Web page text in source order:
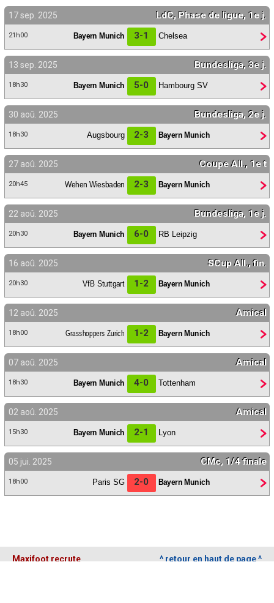
17 sep. 2025 LdC, Phase de ligue, 1e j.
21h00 Bayern Munich 3-1 Chelsea
13 sep. 2025 Bundesliga, 3e j.
18h30 Bayern Munich 5-0 Hambourg SV
30 aoû. 2025 Bundesliga, 2e j.
18h30 Augsbourg 2-3 Bayern Munich
27 aoû. 2025 Coupe All., 1e t
20h45 Wehen Wiesbaden 2-3 Bayern Munich
22 aoû. 2025 Bundesliga, 1e j.
20h30 Bayern Munich 6-0 RB Leipzig
16 aoû. 2025 SCup All., fin.
20h30 VfB Stuttgart 1-2 Bayern Munich
12 aoû. 2025 Amical
18h00 Grasshoppers Zurich 1-2 Bayern Munich
07 aoû. 2025 Amical
18h30 Bayern Munich 4-0 Tottenham
02 aoû. 2025 Amical
15h30 Bayern Munich 2-1 Lyon
05 jui. 2025 CMc, 1/4 finale
18h00 Paris SG 2-0 Bayern Munich
Maxifoot recrute ^ retour en haut de page ^